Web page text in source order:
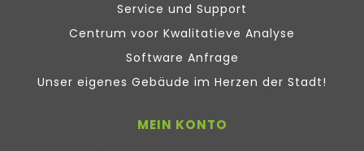
Service und Support
Centrum voor Kwalitatieve Analyse
Software Anfrage
Unser eigenes Gebäude im Herzen der Stadt!
MEIN KONTO